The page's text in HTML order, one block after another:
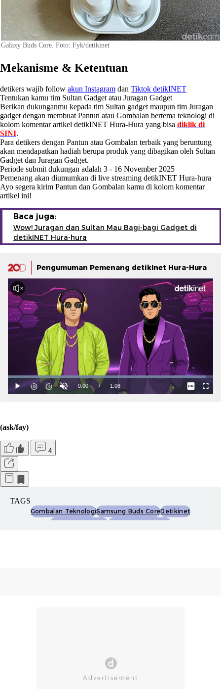
Galaxy Buds Core. Foto: Fyk/detikinet
Mekanisme & Ketentuan
detikers wajib follow akun Instagram dan Tiktok detikINET
Tentukan kamu tim Sultan Gadget atau Juragan Gadget
Berikan dukunganmu kepada tim Sultan gadget maupun tim Juragan
gadget dengan membuat Pantun atau Gombalan bertema teknologi di
kolom komentar artikel detikINET Hura-Hura yang bisa diklik di
SINI.
Para detikers dengan Pantun atau Gombalan terbaik yang beruntung
akan mendapatkan hadiah berupa produk yang dibagikan oleh Sultan
Gadget dan Juragan Gadget.
Periode submit dukungan adalah 3 - 16 November 2025
Pemenang akan diumumkan di live streaming detikINET Hura-hura
Ayo segera kirim Pantun dan Gombalan kamu di kolom komentar
artikel ini!
Baca juga:
Wow! Juragan dan Sultan Mau Bagi-bagi Gadget di
detikINET Hura-hura
Pengumuman Pemenang detikInet Hura-Hura
(ask/fay)
4
TAGS
Gombalan TeknologiSamsung Buds CoreDetikinet
Kompetisi Gadget Detikinet Hura-Hura